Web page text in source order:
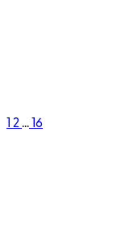
1 2... 16